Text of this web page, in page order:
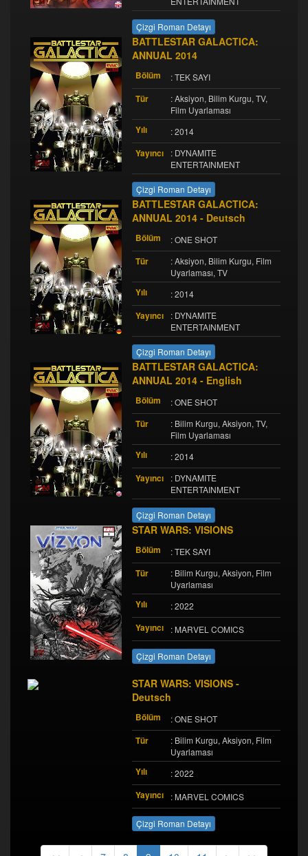
Çizgi Roman Detayı
BATTLESTAR GALACTICA:
ANNUAL 2014
Bölüm : TEK SAYI
Tür
: Aksiyon, Bilim Kurgu, TV,
Film Uyarlaması
Yılı : 2014
Yayıncı
: DYNAMITE
ENTERTAINMENT
Çizgi Roman Detayı
BATTLESTAR GALACTICA:
ANNUAL 2014 - Deutsch
Bölüm : ONE SHOT
Tür
: Aksiyon, Bilim Kurgu, Film
Uyarlaması, TV
Yılı : 2014
Yayıncı
: DYNAMITE
ENTERTAINMENT
Çizgi Roman Detayı
BATTLESTAR GALACTICA:
ANNUAL 2014 - English
Bölüm : ONE SHOT
Tür
: Bilim Kurgu, Aksiyon, TV,
Film Uyarlaması
Yılı : 2014
Yayıncı
: DYNAMITE
ENTERTAINMENT
Çizgi Roman Detayı
STAR WARS: VISIONS
Bölüm : TEK SAYI
Tür
: Bilim Kurgu, Aksiyon, Film
Uyarlaması
Yılı : 2022
Yayıncı : MARVEL COMICS
Çizgi Roman Detayı
STAR WARS: VISIONS -
Deutsch
Bölüm : ONE SHOT
Tür
: Bilim Kurgu, Aksiyon, Film
Uyarlaması
Yılı : 2022
Yayıncı : MARVEL COMICS
Çizgi Roman Detayı